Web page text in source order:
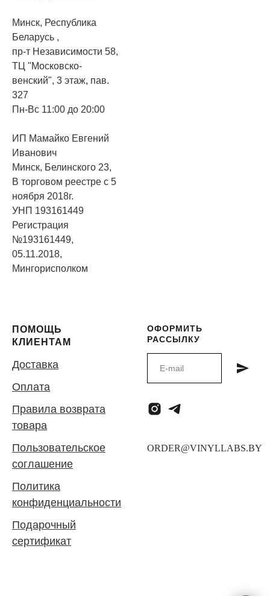
Минск, Республика
Беларусь ,
пр-т Независимости 58,
ТЦ "Московско-
венский", 3 этаж, пав.
327
Пн-Вс 11:00 до 20:00
ИП Мамайко Евгений
Иванович
Минск, Белинского 23,
В торговом реестре с 5
ноября 2018г.
УНП 193161449
Регистрация
№193161449,
05.11.2018,
Мингорисполком
ПОМОЩЬ
КЛИЕНТАМ
Доставка
Оплата
Правила возврата
товара
Пользовательское
соглашение
Политика
конфиденциальности
Подарочный
сертификат
ОФОРМИТЬ
РАССЫЛКУ